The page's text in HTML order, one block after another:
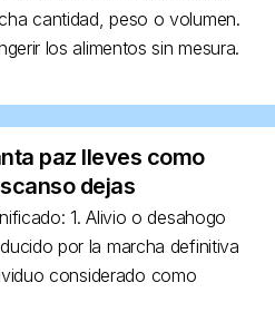
cantidad, peso o volumen.
los alimentos sin mesura.
paz lleves como
dejas
1. Alivio o desahogo
por la marcha definitiva
considerado como